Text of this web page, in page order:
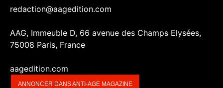
redaction@aagedition.com
AAG, Immeuble D, 66 avenue des Champs Elysées,
75008 Paris, France
aagedition.com
ANNONCER DANS ANTI-AGE MAGAZINE